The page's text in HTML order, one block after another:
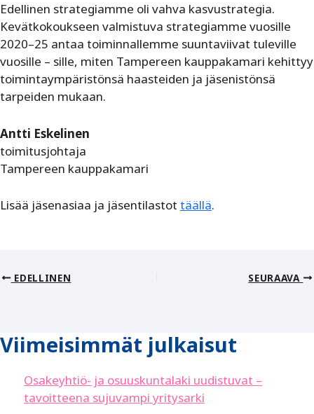
Edellinen strategiamme oli vahva kasvustrategia.
Kevätkokoukseen valmistuva strategiamme vuosille
2020–25 antaa toiminnallemme suuntaviivat tuleville
vuosille – sille, miten Tampereen kauppakamari kehittyy
toimintaympäristönsä haasteiden ja jäsenistönsä
tarpeiden mukaan.
Antti Eskelinen
toimitusjohtaja
Tampereen kauppakamari
Lisää jäsenasiaa ja jäsentilastot täällä.
EDELLINEN SEURAAVA
Viimeisimmät julkaisut
Osakeyhtiö- ja osuuskuntalaki uudistuvat –
tavoitteena sujuvampi yritysarki